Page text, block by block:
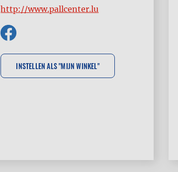
http://www.pallcenter.lu